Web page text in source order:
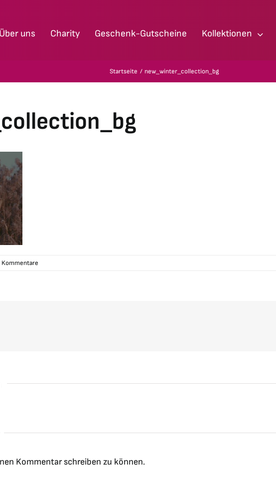
Über uns Charity Geschenk-Gutscheine Kollektionen
Startseite new_winter_collection_bg
Kommentare
Kommentar schreiben zu können.